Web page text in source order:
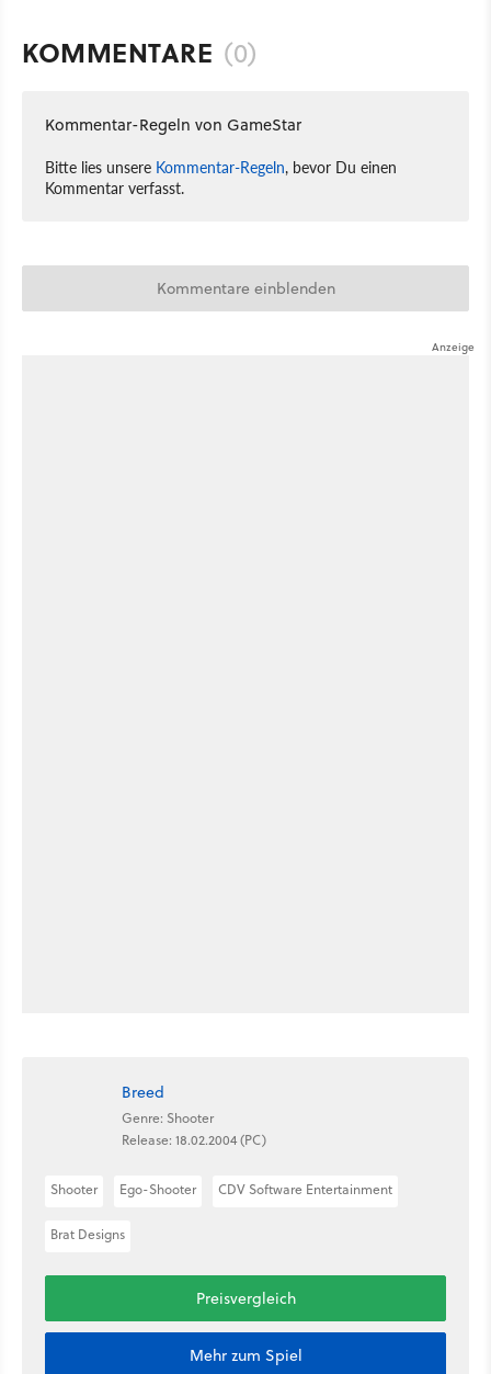
KOMMENTARE (0)
Kommentar-Regeln von GameStar
Bitte lies unsere Kommentar-Regeln, bevor Du einen
Kommentar verfasst.
Kommentare einblenden
Breed
Genre: Shooter
Release: 18.02.2004 (PC)
Shooter Ego-Shooter CDV Software Entertainment
Brat Designs
Preisvergleich
Mehr zum Spiel